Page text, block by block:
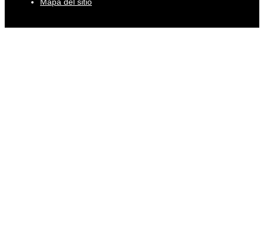
Mapa del sitio